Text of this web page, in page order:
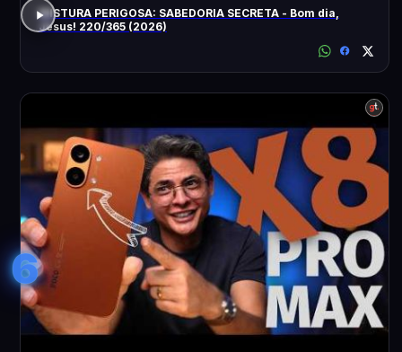
MISTURA PERIGOSA: SABEDORIA SECRETA - Bom dia,
Jesus! 220/365 (2026)
6